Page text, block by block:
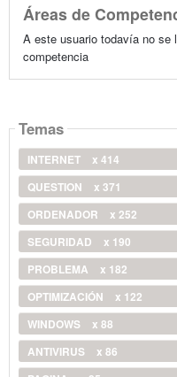
Áreas de
A este usuario todavía no se
competencia
Temas
INTERNET
x 414
QUESTION
x 371
ORDENADOR
x 252
SEGURIDAD
x 190
PROBLEMA
x 182
OPTIMIZACIÓN
x 122
WINDOWS
x 88
ANTIVIRUS
x 86